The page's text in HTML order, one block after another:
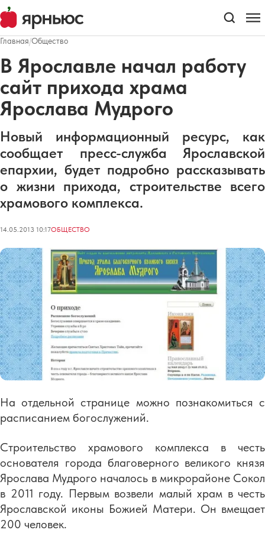
Главная/Общество
В Ярославле начал работу
сайт прихода храма
Ярослава Мудрого
Новый информационный ресурс, как
сообщает пресс-служба Ярославской
епархии, будет подробно рассказывать
о жизни прихода, строительстве всего
храмового комплекса.
14.05.2013 10:17ОБЩЕСТВО
На отдельной странице можно познакомиться с
расписанием богослужений.
Строительство храмового комплекса в честь
основателя города благоверного великого князя
Ярослава Мудрого началось в микрорайоне Сокол
в 2011 году. Первым возвели малый храм в честь
Ярославской иконы Божией Матери. Он вмещает
200 человек.